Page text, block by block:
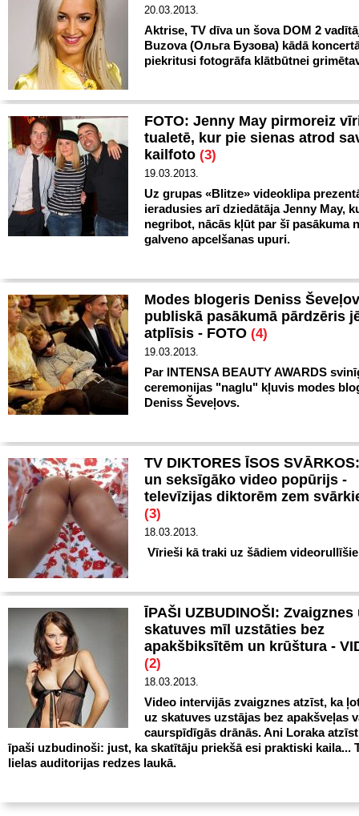
20.03.2013.
Aktrise, TV dīva un šova DOM 2
Buzova (Ольга Бузова) kādā
piekritusi fotogrāfa klātbūtnei
FOTO: Jenny May pirmoreiz
tualetē, kur pie sienas atrod
kailfoto (3)
19.03.2013.
Uz grupas «Blitze» videoklipa
ieradusies arī dziedātāja Jenny May,
negribot, nācās kļūt par šī pasākuma
galveno apcelšanas upuri.
Modes blogeris Deniss
publiskā pasākumā pārdzēris
atplīsis - FOTO (4)
19.03.2013.
Par INTENSA BEAUTY AWARDS
ceremonijas "naglu" kļuvis modes
Deniss Ševeļovs.
TV DIKTORES ĪSOS
un seksīgāko video popūrijs -
televīzijas diktorēm zem
(3)
18.03.2013.
Vīrieši kā traki uz šādiem
ĪPAŠI UZBUDINOŠI: Zvaigznes
skatuves mīl uzstāties bez
apakšbiksītēm un krūštura -
(2)
18.03.2013.
Video intervijās zvaigznes atzīst, ka
uz skatuves uzstājas bez apakšveļas
caurspīdīgās drānās. Ani Loraka
īpaši uzbudinoši: just, ka skatītāju priekšā esi praktiski kaila...
lielas auditorijas redzes laukā.